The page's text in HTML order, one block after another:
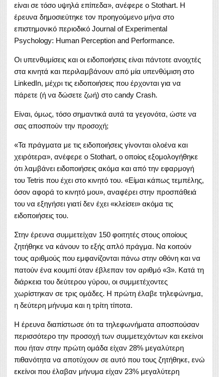
είναι σε τόσο υψηλά επίπεδα», ανέφερε ο Stothart. Η
έρευνα δημοσιεύτηκε τον προηγούμενο μήνα στο
επιστημονικό περιοδικό Journal of Experimental
Psychology: Human Perception and Performance.
Οι υπενθυμίσεις και οι ειδοποιήσεις είναι πάντοτε ανοιχτές
στα κινητά και περιλαμβάνουν από μία υπενθύμιση στο
LinkedIn, μέχρι τις ειδοποιήσεις που έρχονται για να
πάρετε (ή να δώσετε ζωή) στο candy Crash.
Είναι, όμως, τόσο σημαντικά αυτά τα γεγονότα, ώστε να
σας αποσπούν την προσοχή;
«Τα πράγματα με τις ειδοποιήσεις γίνονται ολοένα και
χειρότερα», ανέφερε ο Stothart, ο οποίος εξομολογήθηκε
ότι λαμβάνει ειδοποιήσεις ακόμα και από την εφαρμογή
του Tetris που έχει στο κινητό του. «Είμαι κάπως τεμπέλης,
όσον αφορά το κινητό μου», αναφέρει στην προσπάθειά
του να εξηγήσει γιατί δεν έχει «κλείσει» ακόμα τις
ειδοποιήσεις του.
Στην έρευνα συμμετείχαν 150 φοιτητές στους οποίους
ζητήθηκε να κάνουν το εξής απλό πράγμα. Να κοιτούν
τους αριθμούς που εμφανίζονται πάνω στην οθόνη και να
πατούν ένα κουμπί όταν έβλεπαν τον αριθμό «3». Κατά τη
διάρκεια του δεύτερου γύρου, οι συμμετέχοντες
χωρίστηκαν σε τρις ομάδες. Η πρώτη έλαβε τηλεφώνημα,
η δεύτερη μήνυμα και η τρίτη τίποτα.
Η έρευνα διαπίστωσε ότι τα τηλεφωνήματα αποσπούσαν
περισσότερο την προσοχή των συμμετεχόντων και εκείνοι
που ήταν στην πρώτη ομάδα είχαν 28% μεγαλύτερη
πιθανότητα να αποτύχουν σε αυτό που τους ζητήθηκε, ενώ
εκείνοι που έλαβαν μήνυμα είχαν 23% μεγαλύτερη